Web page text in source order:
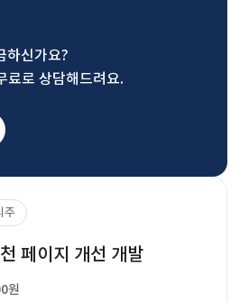
하신가요?
료로 상담해드려요.
주
페이지 개선 개발
원